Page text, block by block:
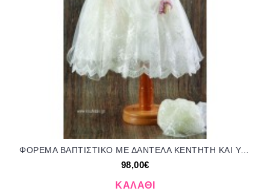
ΦΟΡΕΜΑ ΒΑΠΤΙΣΤΙΚΟ ΜΕ ΔΑΝΤΕΛΑ ΚΕΝΤΗΤΗ ΚΑΙ ΥΦΑΣΜΑΤΙΝΑ ΛΟΥΛΟΥΔΙΑ OR-21168/416000 98.00€!!!
98,00€
ΚΑΛΆΘΙ